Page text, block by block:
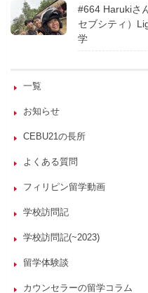
#664 Harukiさ
セブシティ）
学
一覧
お知らせ
CEBU21の長所
よくある質問
フィリピン留学動画
学校訪問記
学校訪問記(~2023)
留学体験談
カウンセラーの留学コラム